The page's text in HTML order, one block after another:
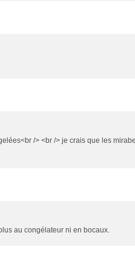
/> <br /> je crais que les
au congélateur ni en bocaux.